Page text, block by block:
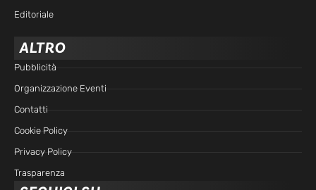
Editoriale
ALTRO
Pubblicità
Organizzazione Eventi
Contatti
Cookie Policy
Privacy Policy
Trasparenza